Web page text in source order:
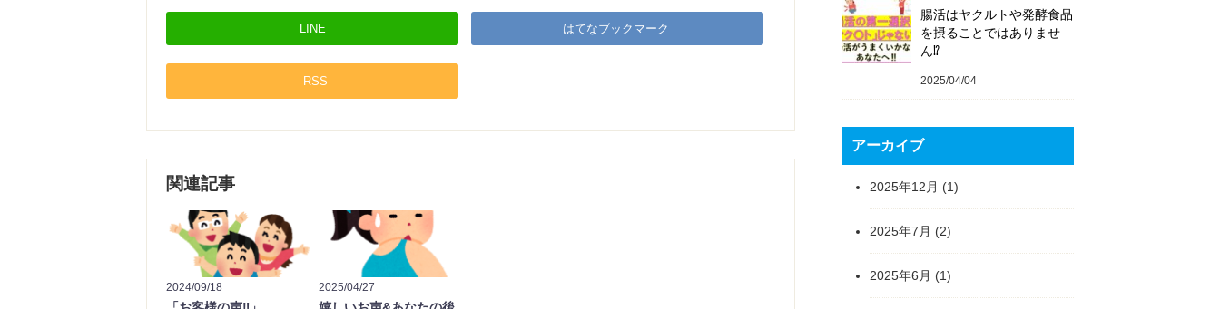
LINE はてなブックマーク
RSS
関連記事
2024/09/18 2025/04/27
腸活はヤクルトや発酵食品
を摂ることではありませ
ん⁉️
2025/04/04
アーカイブ
2025年12月 (1)
2025年7月 (2)
2025年6月 (1)